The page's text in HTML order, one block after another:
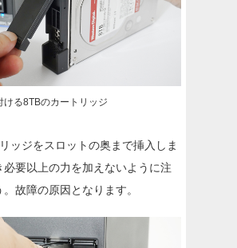
ける8TBのカートリッジ
ッジをスロットの奥まで挿入しま
必要以上の力を加えないように注
故障の原因となります。